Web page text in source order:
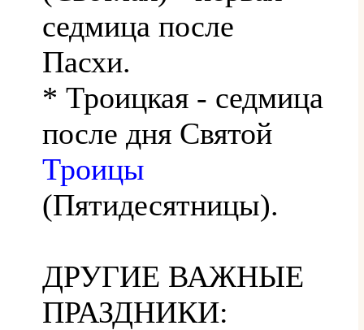
седмица после
Пасхи.
* Троицкая - седмица
после дня Святой
Троицы
(Пятидесятницы).
ДРУГИЕ ВАЖНЫЕ
ПРАЗДНИКИ: